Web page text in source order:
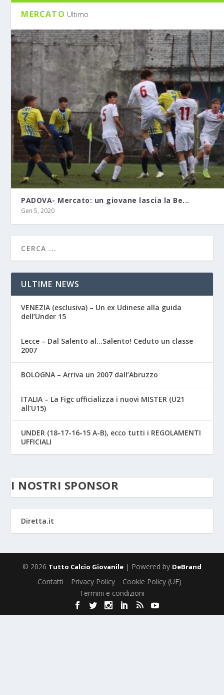
MERCATO Ultimo
PADOVA- Mercato: un giovane lascia la Be...
Gen 5, 2020
ULTIME NEWS
VENEZIA (esclusiva) – Un ex Udinese alla guida
dell’Under 15
Lecce – Dal Salento al…Salento! Ceduto un classe
2007
BOLOGNA – Arriva un 2007 dall’Abruzzo
ITALIA – La Figc ufficializza i nuovi MISTER (U21
all’U15)
UNDER (18-17-16-15 A-B), ecco tutti i REGOLAMENTI
UFFICIALI
I NOSTRI SPONSOR
Diretta.it
© 2026 Tutto Calcio Giovanile | Powered by DeBrand
Contatti Privacy Policy
Cookie Policy (UE)
Termini e condizioni